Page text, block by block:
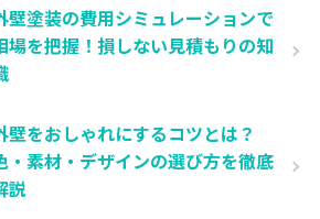
壁塗装の費用シミュレーションで
場を把握！損しない見積もりの知
壁をおしゃれにするコツとは？
・素材・デザインの選び方を徹底
説